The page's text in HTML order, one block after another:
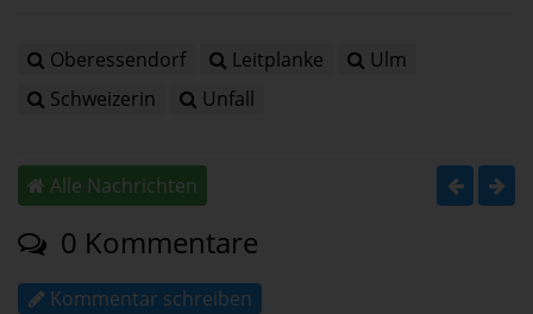
Oberessendorf Leitplanke
Ulm
Schweizerin
Unfall
Alle Nachrichten
0 Kommentare
Kommentar schreiben